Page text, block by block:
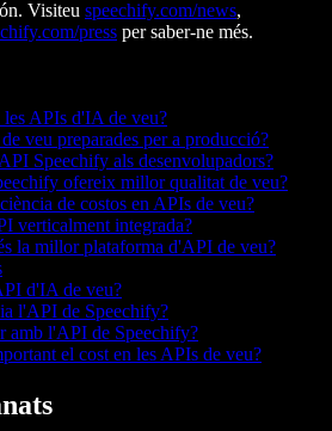
Visiteu speechify.com/news,
press per saber-ne més.
APIs d'IA de veu?
veu preparades per a producció?
Speechify als desenvolupadors?
ofereix millor qualitat de veu?
de costos en APIs de veu?
verticalment integrada?
la millor plataforma d'API de veu?
d'IA de veu?
l'API de Speechify?
amb l'API de Speechify?
el cost en les APIs de veu?